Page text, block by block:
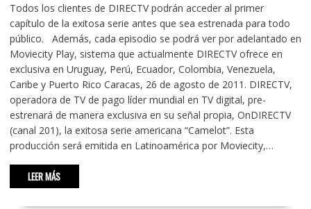
Todos los clientes de DIRECTV podrán acceder al primer
capítulo de la exitosa serie antes que sea estrenada para todo
público. Además, cada episodio se podrá ver por adelantado en
Moviecity Play, sistema que actualmente DIRECTV ofrece en
exclusiva en Uruguay, Perú, Ecuador, Colombia, Venezuela,
Caribe y Puerto Rico Caracas, 26 de agosto de 2011. DIRECTV,
operadora de TV de pago líder mundial en TV digital, pre-
estrenará de manera exclusiva en su señal propia, OnDIRECTV
(canal 201), la exitosa serie americana “Camelot”. Esta
producción será emitida en Latinoamérica por Moviecity,…
LEER MÁS